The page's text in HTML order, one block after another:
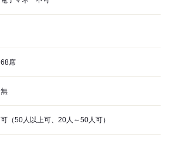
68席
無
可（50人以上可、20人～50人可）